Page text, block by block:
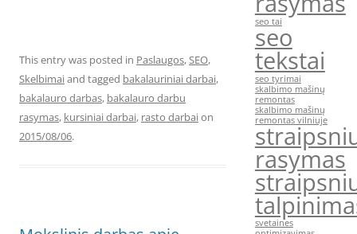
This entry was posted in Paslaugos,SEO,
Skelbimaiand tagged bakalauriniai darbai,
bakalauro darbas, bakalauro darbu
rasymas, kursiniai darbai, rasto darbaion
2015/08/06.
seo tai
seo
tekstai
seo tyrimai
skalbimo mašinų
remontas
skalbimo mašinų
remontas vilniuje
rasymas
svetaines